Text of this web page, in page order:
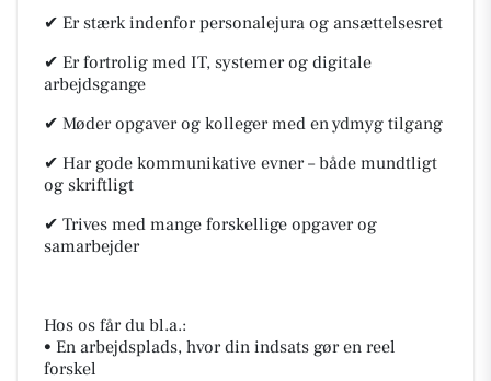
✔ Er stærk indenfor personalejura og ansættelsesret
✔ Er fortrolig med IT, systemer og digitale
arbejdsgange
✔ Møder opgaver og kolleger med en ydmyg tilgang
✔ Har gode kommunikative evner – både mundtligt
og skriftligt
✔ Trives med mange forskellige opgaver og
samarbejder
Hos os får du bl.a.:
• En arbejdsplads, hvor din indsats gør en reel
forskel